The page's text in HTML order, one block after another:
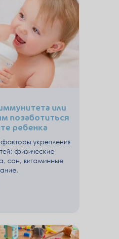
или
позаботиться
ребенка
факторы укрепления
физические
сон, витаминные